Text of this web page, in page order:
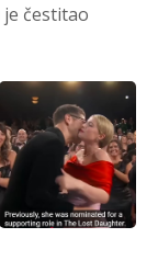
čestitao